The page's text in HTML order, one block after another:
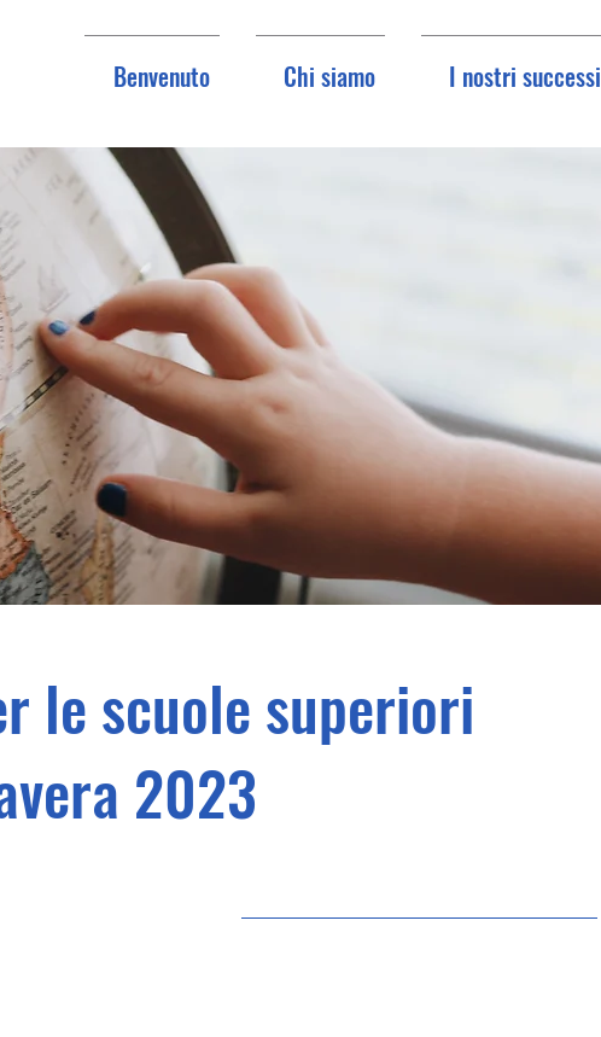
Benvenuto Chi siamo I nostri successi
le scuole superiori
2023